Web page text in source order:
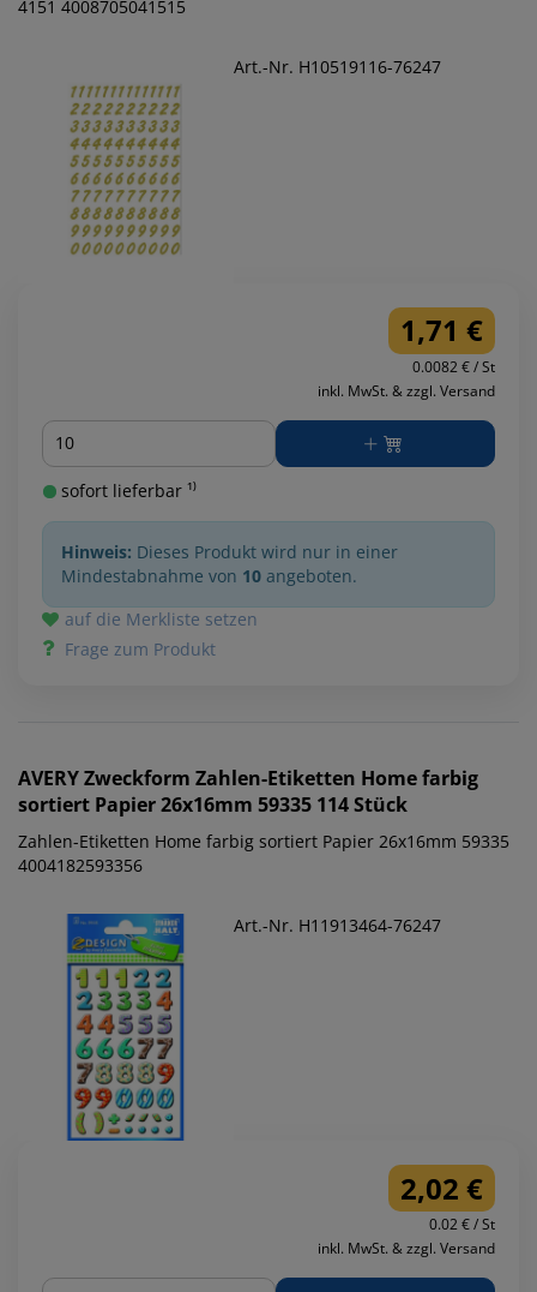
4151 4008705041515
Art.-Nr. H10519116-76247
1,71 €
0.0082 € / St
inkl. MwSt. & zzgl. Versand
Menge
sofort lieferbar ¹⁾
Hinweis: Dieses Produkt wird nur in einer
Mindestabnahme von 10 angeboten.
auf die Merkliste setzen
Frage zum Produkt
AVERY Zweckform Zahlen-Etiketten Home farbig
sortiert Papier 26x16mm 59335 114 Stück
Zahlen-Etiketten Home farbig sortiert Papier 26x16mm 59335
4004182593356
Art.-Nr. H11913464-76247
2,02 €
0.02 € / St
inkl. MwSt. & zzgl. Versand